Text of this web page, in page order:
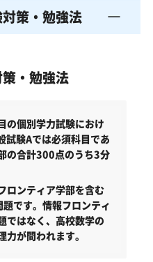
策・勉強法
・勉強法
の個別学力試験におけ
試験Aでは必須科目であ
の合計300点のうち3分
ロンティア学部を含む
です。情報フロンティ
ではなく、高校数学の
が問われます。